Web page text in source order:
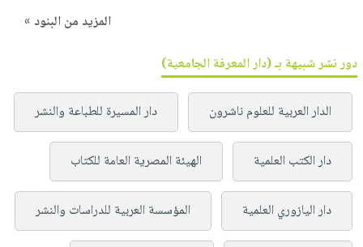
المزيد من البنود »
دور نشر شبيهة بـ (دار المعرفة الجامعية)
الدار العربية للعلوم ناشرون دار المسيرة للطباعة والنشر
دار الكتب العلمية الهيئة المصرية العامة للكتاب
دار اليازوري العلمية المؤسسة العربية للدراسات والنشر